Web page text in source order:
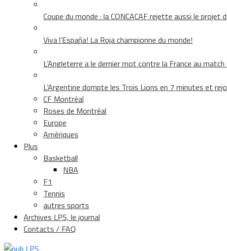
Coupe du monde : la CONCACAF rejette aussi le projet
Viva l’España! La Roja championne du monde!
L’Angleterre a le dernier mot contre la France au match
L’Argentine dompte les Trois Lions en 7 minutes et
CF Montréal
Roses de Montréal
Europe
Amériques
Plus
Basketball
NBA
F1
Tennis
autres sports
Archives LPS, le journal
Contacts / FAQ